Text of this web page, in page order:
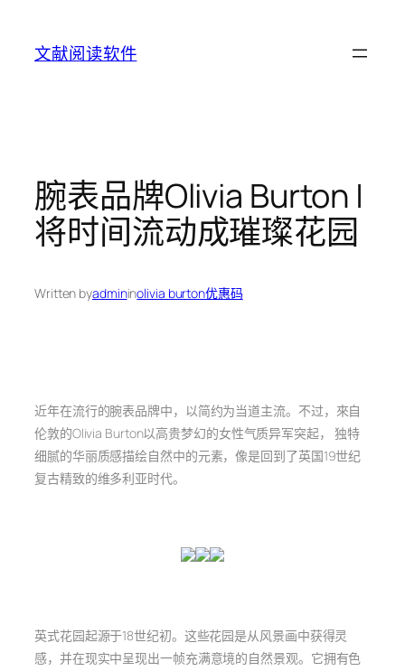
content
文献阅读软件
腕表品牌Olivia Burton |
将时间流动成璀璨花园
Written byadmininolivia burton优惠码
近年在流行的腕表品牌中，以简约为当道主流。不过，來自
伦敦的Olivia Burton以高贵梦幻的女性气质异军突起， 独特
细腻的华丽质感描绘自然中的元素，像是回到了英国19世纪
复古精致的维多利亚时代。
英式花园起源于18世纪初。这些花园是从风景画中获得灵
感，并在现实中呈现出一帧充满意境的自然景观。它拥有色